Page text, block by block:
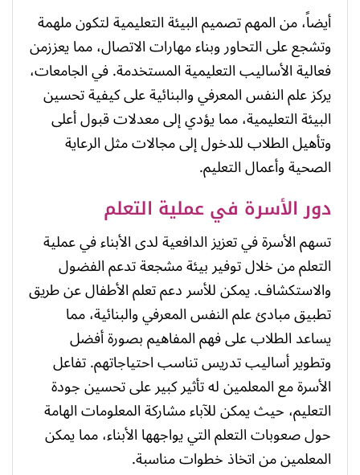
أيضاً، من المهم تصميم البيئة التعليمية لتكون ملهمة
وتشجع على التحاور وبناء مهارات الاتصال، مما يعززمن
فعالية الأساليب التعليمية المستخدمة. في الجامعات،
يركز علم النفس المعرفي والبنائية على كيفية تحسين
البيئة التعليمية، مما يؤدي إلى معدلات قبول أعلى
وتأهيل الطلاب للدخول إلى مجالات مثل الرعاية
الصحية وأعمال التعليم.
دور الأسرة في عملية التعلم
تسهم الأسرة في تعزيز الدافعية لدى الأبناء في عملية
التعلم من خلال توفير بيئة مشجعة تدعم الفضول
والاستكشاف. يمكن للأسر دعم تعلم الأطفال عن طريق
تطبيق مبادئ علم النفس المعرفي والبنائية، مما
يساعد الطلاب على فهم المفاهيم بصورة أفضل
وتطوير أساليب تدريس تناسب احتياجاتهم. تفاعل
الأسرة مع المعلمين له تأثير كبير على تحسين جودة
التعليم، حيث يمكن للآباء مشاركة المعلومات الهامة
حول صعوبات التعلم التي يواجهها الأبناء، مما يمكن
المعلمين من اتخاذ خطوات مناسبة.